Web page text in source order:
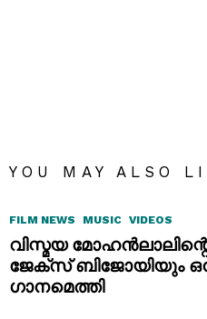
YOU MAY ALSO
FILM NEWS MUSIC VIDEOS
വിസ്മയ
ജേക്സ് ബിജോയിയും
ഗാനമെത്തി